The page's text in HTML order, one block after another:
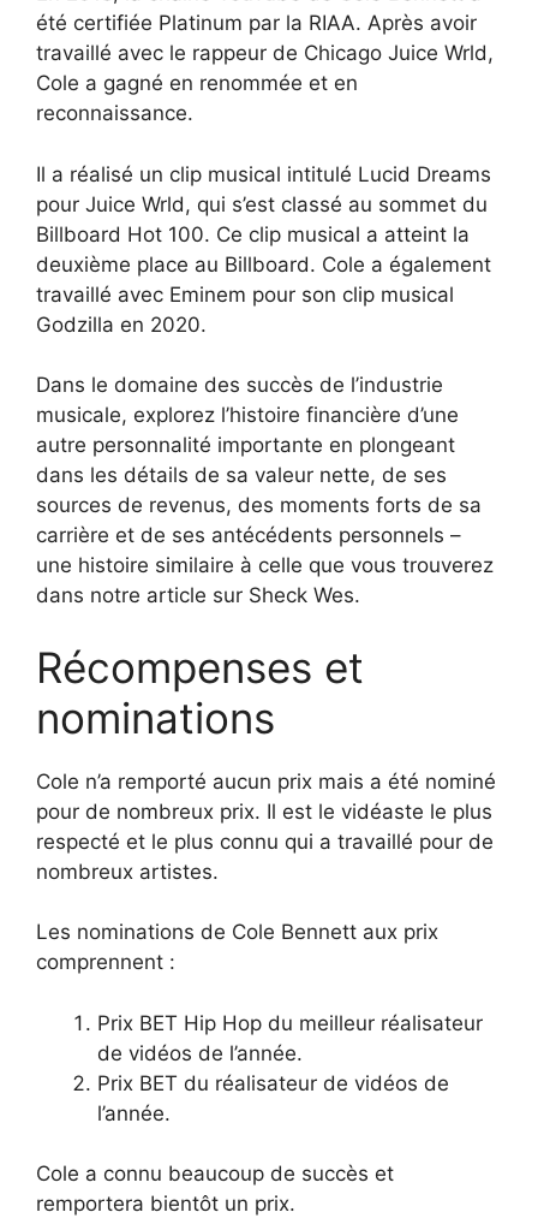
été certifiée Platinum par la RIAA. Après avoir
travaillé avec le rappeur de Chicago Juice Wrld,
Cole a gagné en renommée et en
reconnaissance.
Il a réalisé un clip musical intitulé Lucid Dreams
pour Juice Wrld, qui s’est classé au sommet du
Billboard Hot 100. Ce clip musical a atteint la
deuxième place au Billboard. Cole a également
travaillé avec Eminem pour son clip musical
Godzilla en 2020.
Dans le domaine des succès de l’industrie
musicale, explorez l’histoire financière d’une
autre personnalité importante en plongeant
dans les détails de sa valeur nette, de ses
sources de revenus, des moments forts de sa
carrière et de ses antécédents personnels –
une histoire similaire à celle que vous trouverez
dans notre article sur Sheck Wes.
Récompenses et
nominations
Cole n’a remporté aucun prix mais a été nominé
pour de nombreux prix. Il est le vidéaste le plus
respecté et le plus connu qui a travaillé pour de
nombreux artistes.
Les nominations de Cole Bennett aux prix
comprennent :
Prix BET Hip Hop du meilleur réalisateur
de vidéos de l’année.
Prix BET du réalisateur de vidéos de
l’année.
Cole a connu beaucoup de succès et
remportera bientôt un prix.